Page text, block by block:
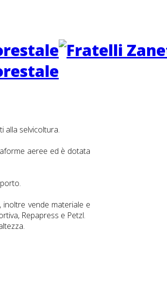
alla selvicoltura.
aeree ed è dotata
vende materiale e
Repapress e Petzl.